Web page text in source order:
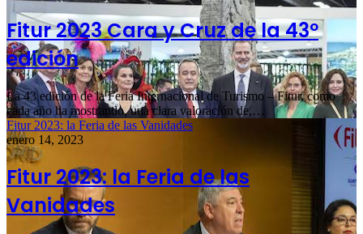
Fitur 2023 Cara y Cruz de la 43º
edición
La 43 edición de la Feria Internacional de Turismo – Fitur, como
cada año ha mostrando, una clara valoración de,…
Fitur 2023: la Feria de las Vanidades
enero 14, 2023
Fitur 2023: la Feria de las
Vanidades